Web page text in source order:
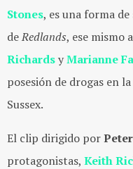
Stones, es una forma
deRedlands, ese mismo
RichardsyMarianne
posesión de drogas en la
Sussex.
El clip dirigido por
protagonistas, Keith